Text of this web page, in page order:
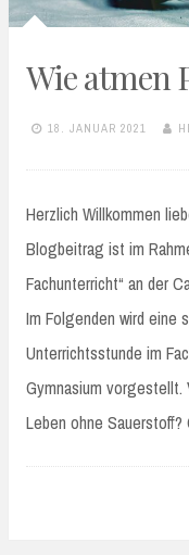
Wie atmen
18. JANUAR 2021
Herzlich Willkommen
Blogbeitrag ist im
Fachunterricht“ an der
Im Folgenden wird eine
Unterrichtsstunde im
Gymnasium vorgestellt.
Leben ohne